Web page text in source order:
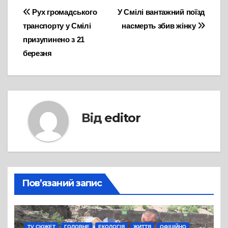
Навігація
записів
У Смілі вантажний поїзд
насмерть збив жінку
Рух громадського
транспорту у Смілі
призупинено з 21
березня
Від editor
Пов’язаний запис